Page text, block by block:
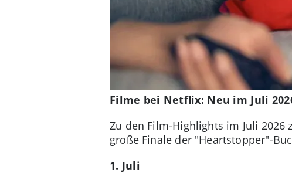
Filme bei Netflix: Neu im Juli
Zu den Film-Highlights im Juli
große Finale der "Heartstopper"-
1. Juli